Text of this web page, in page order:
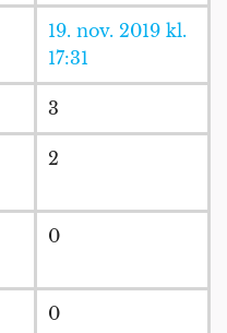
19. nov. 2019 kl.
17:31
3
2
0
0